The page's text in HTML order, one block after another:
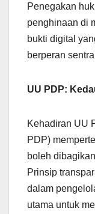
Penegakan
penghinaan di
bukti digital
berperan
UU PDP:
Kehadiran UU
PDP)
boleh
Prinsip
dalam
utama untuk